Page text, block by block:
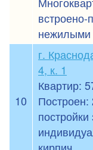
10
г.
4, к. 1
Квартир:
Построен:
кирпич